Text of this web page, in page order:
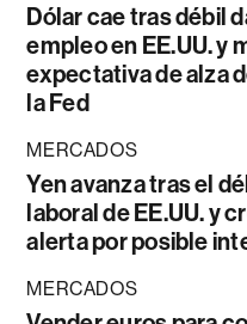
Dólar cae tras débil
empleo en EE.UU. y
expectativa de alza
la Fed
MERCADOS
Yen avanza tras el
laboral de EE.UU. y
alerta por posible
MERCADOS